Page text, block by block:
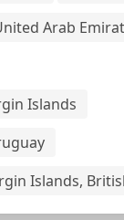
Arab
Islands
Islands,